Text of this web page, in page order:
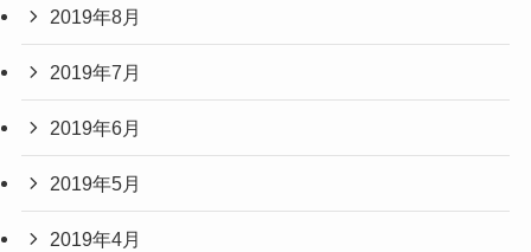
2019年8月
2019年7月
2019年6月
2019年5月
2019年4月